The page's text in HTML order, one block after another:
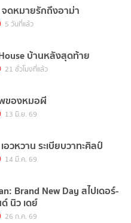
จดหมายรักถึงอาม่า
5 วันที่แล้ว
บ้านหลังสุดท้าย
21 ชั่วโมงที่แล้ว
ของหมอผี
13 มิ.ย. 69
อวหวาน ระเบียบวาทะศิลป์
14 มี.ค. 69
Brand New Day สไปเดอร์-
นิว เดย์
26 ก.ค. 69